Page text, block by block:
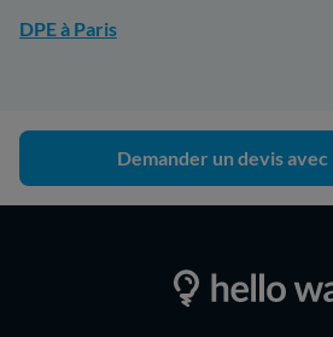
DPE à Paris
Demander un devis